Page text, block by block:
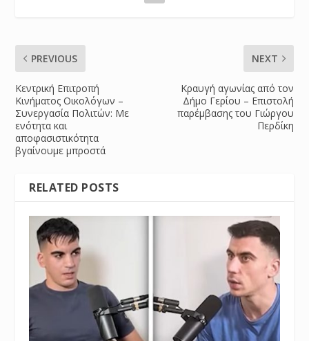
PREVIOUS
Κεντρική Επιτροπή
Κινήματος Οικολόγων –
Συνεργασία Πολιτών: Με
ενότητα και
αποφασιστικότητα
βγαίνουμε μπροστά
NEXT
Κραυγή αγωνίας από τον
Δήμο Γερίου – Επιστολή
παρέμβασης του Γιώργου
Περδίκη
RELATED POSTS